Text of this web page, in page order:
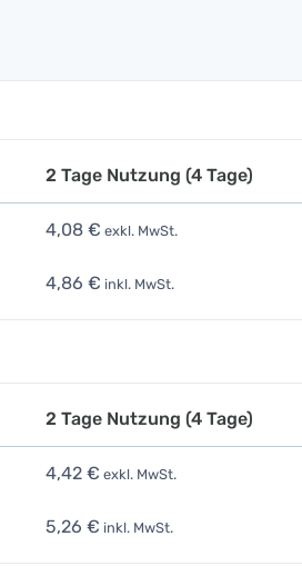
2 Tage Nutzung (4 Tage)
4,08 € exkl. MwSt.
4,86 € inkl. MwSt.
2 Tage Nutzung (4 Tage)
4,42 € exkl. MwSt.
5,26 € inkl. MwSt.